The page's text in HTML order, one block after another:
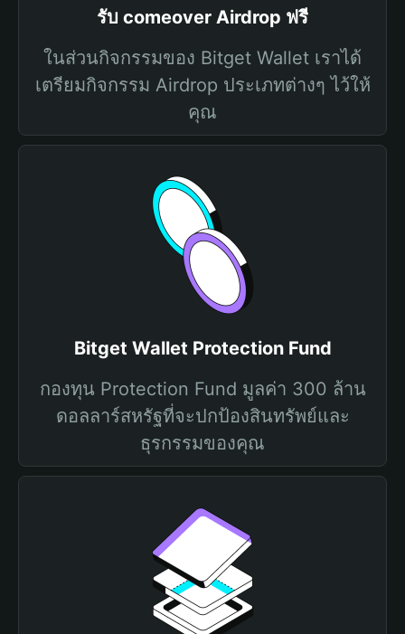
รับ comeover Airdrop ฟรี
ในส่วนกิจกรรมของ Bitget Wallet เราได้
เตรียมกิจกรรม Airdrop ประเภทต่างๆ ไว้ให้
คุณ
Bitget Wallet Protection Fund
กองทุน Protection Fund มูลค่า 300 ล้าน
ดอลลาร์สหรัฐที่จะปกป้องสินทรัพย์และ
ธุรกรรมของคุณ